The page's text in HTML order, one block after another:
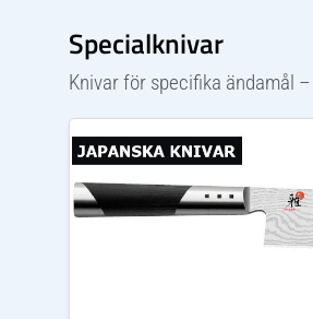
Specialknivar
Knivar för specifika ändamål